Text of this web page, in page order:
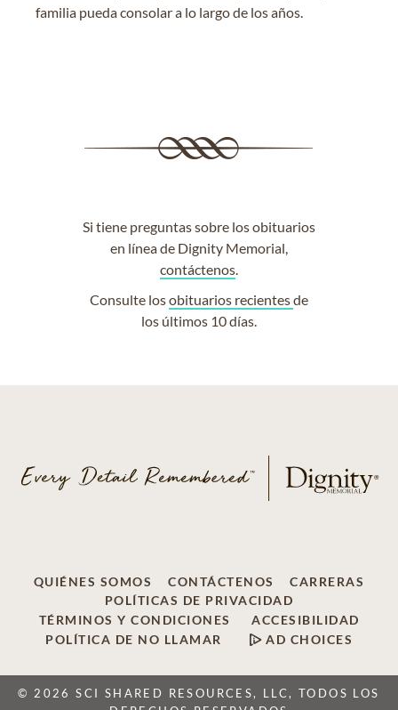
familia pueda consolar a lo largo de los años.
Si tiene preguntas sobre los obituarios
en línea de Dignity Memorial,
contáctenos.
Consulte losobituarios recientesde
los últimos 10 días.
QUIÉNES SOMOS CONTÁCTENOS
CARRERAS
POLÍTICAS DE PRIVACIDAD
TÉRMINOS Y CONDICIONES
ACCESIBILIDAD
POLÍTICA DE NO LLAMAR
AD CHOICES
© 2026 SCI SHARED RESOURCES, LLC, TODOS LOS